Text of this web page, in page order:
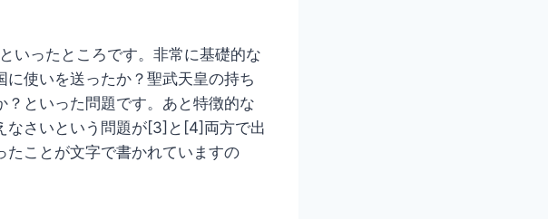
いったところです。非常に基礎的な
使いを送ったか？聖武天皇の持ち
といった問題です。あと特徴的な
なさいという問題が[3]と[4]両方で出
たことが文字で書かれていますの